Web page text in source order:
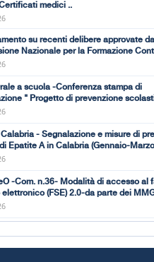
medici ..
su recenti delibere approvate dalla
Commissione Nazionale per la
a scuola -Conferenza stampa di
" Progetto di prevenzione
Calabria - Segnalazione e misure di
Epatite A in Calabria (Gennaio-
-Com. n.36- Modalità di accesso al